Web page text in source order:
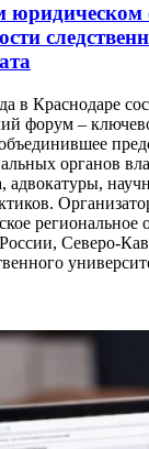
юридическом
в Краснодаре
форум –
органов
адвокатуры,
региональное
Северо-